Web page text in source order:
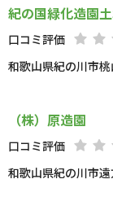
紀の国緑化造園土
口コミ評価
和歌山県紀の川市
（株）原造園
口コミ評価
和歌山県紀の川市遠